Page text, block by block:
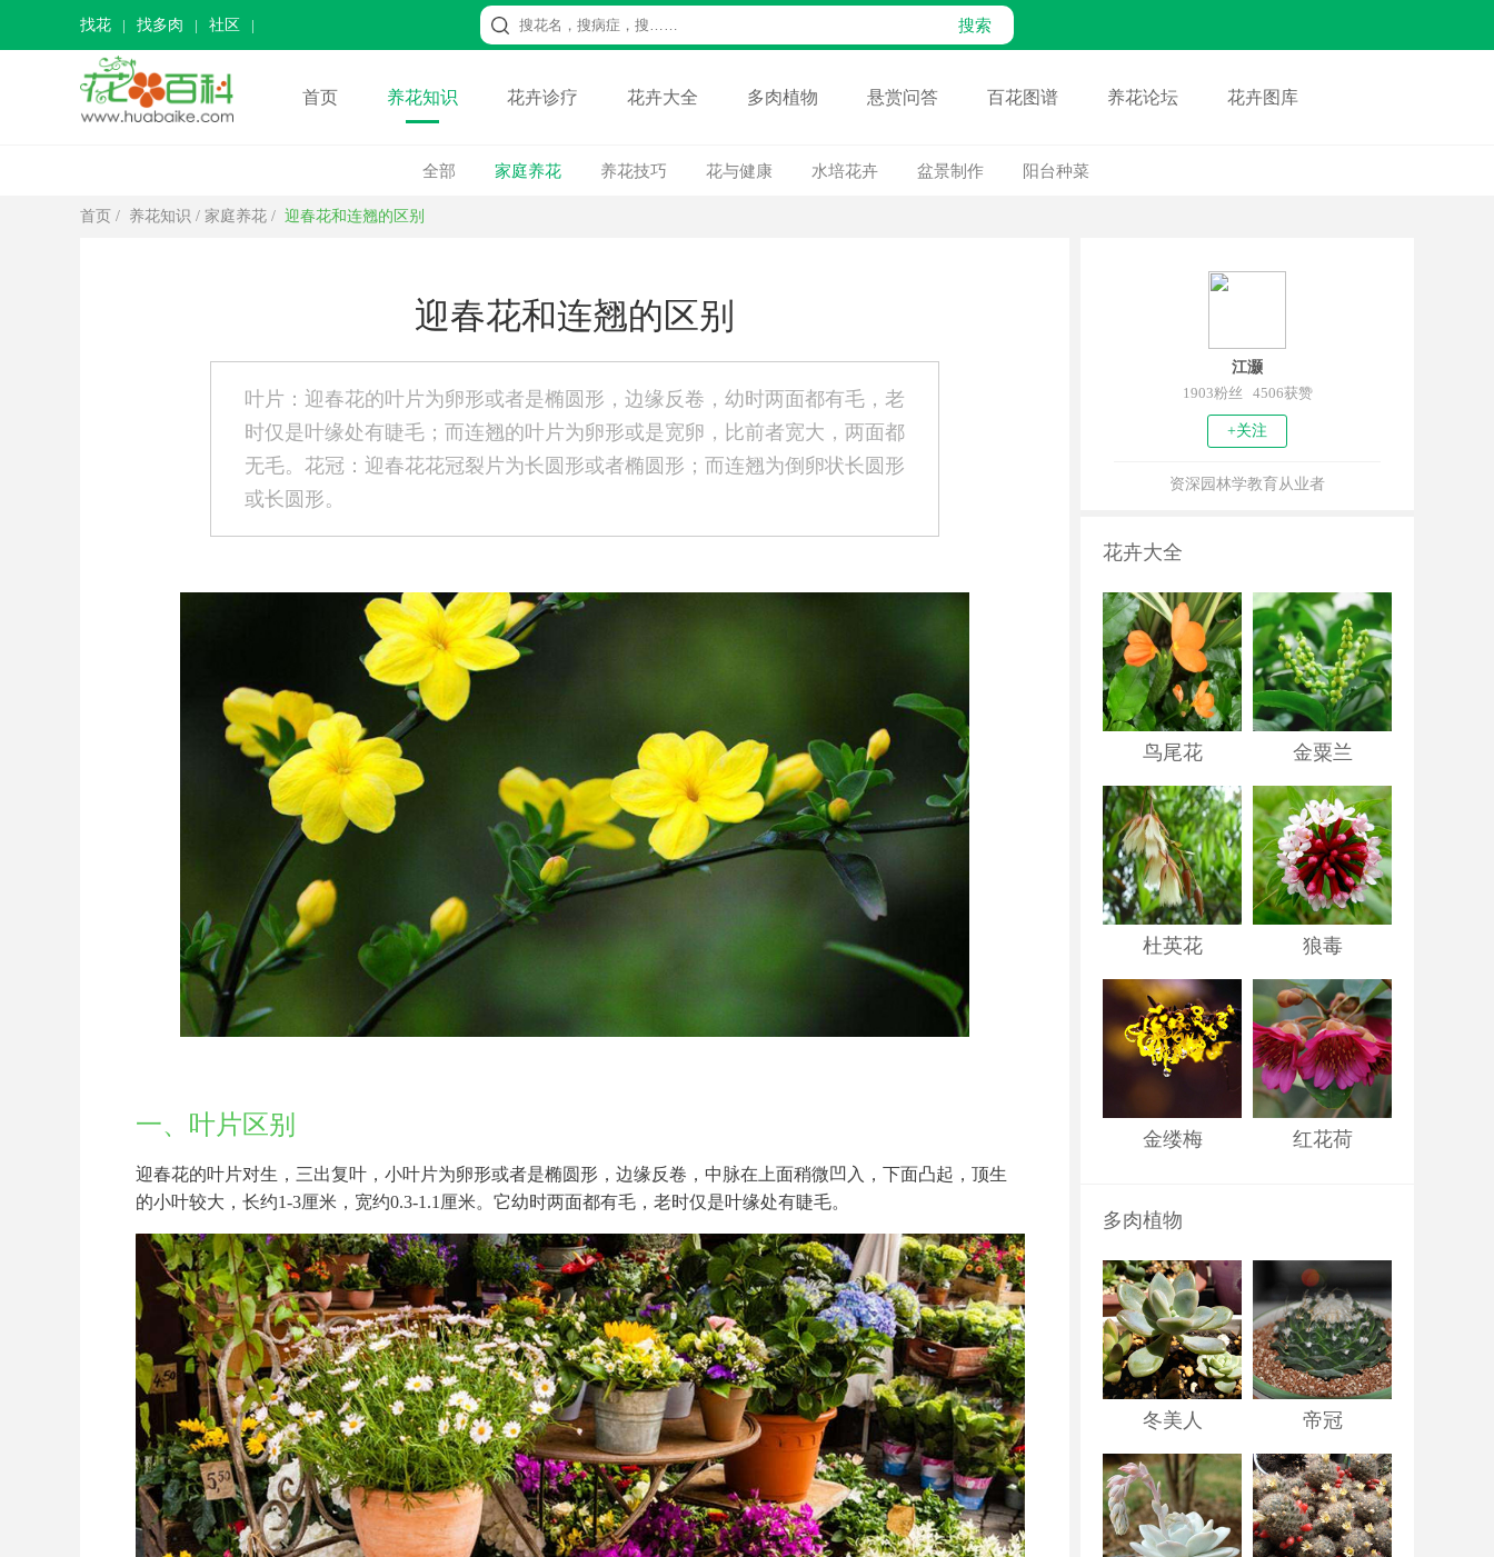
找花 找多肉 社区
首页 养花知识 花卉诊疗 花卉大全 多肉植物 悬赏问答 百花图谱 养花论坛 花卉图库
全部 家庭养花 养花技巧 花与健康 水培花卉 盆景制作 阳台种菜
首页 / 养花知识 / 家庭养花 / 迎春花和连翘的区别
迎春花和连翘的区别
叶片：迎春花的叶片为卵形或者是椭圆形，边缘反卷，幼时两面都有毛，老
时仅是叶缘处有睫毛；而连翘的叶片为卵形或是宽卵，比前者宽大，两面都
无毛。花冠：迎春花花冠裂片为长圆形或者椭圆形；而连翘为倒卵状长圆形
或长圆形。
一、叶片区别
迎春花的叶片对生，三出复叶，小叶片为卵形或者是椭圆形，边缘反卷，中脉在上面稍微凹入，下面凸起，顶生
的小叶较大，长约1-3厘米，宽约0.3-1.1厘米。它幼时两面都有毛，老时仅是叶缘处有睫毛。
江灏
1903粉丝 4506获赞
+关注
资深园林学教育从业者
花卉大全
鸟尾花 金粟兰
杜英花 狼毒
金缕梅 红花荷
多肉植物
冬美人 帝冠